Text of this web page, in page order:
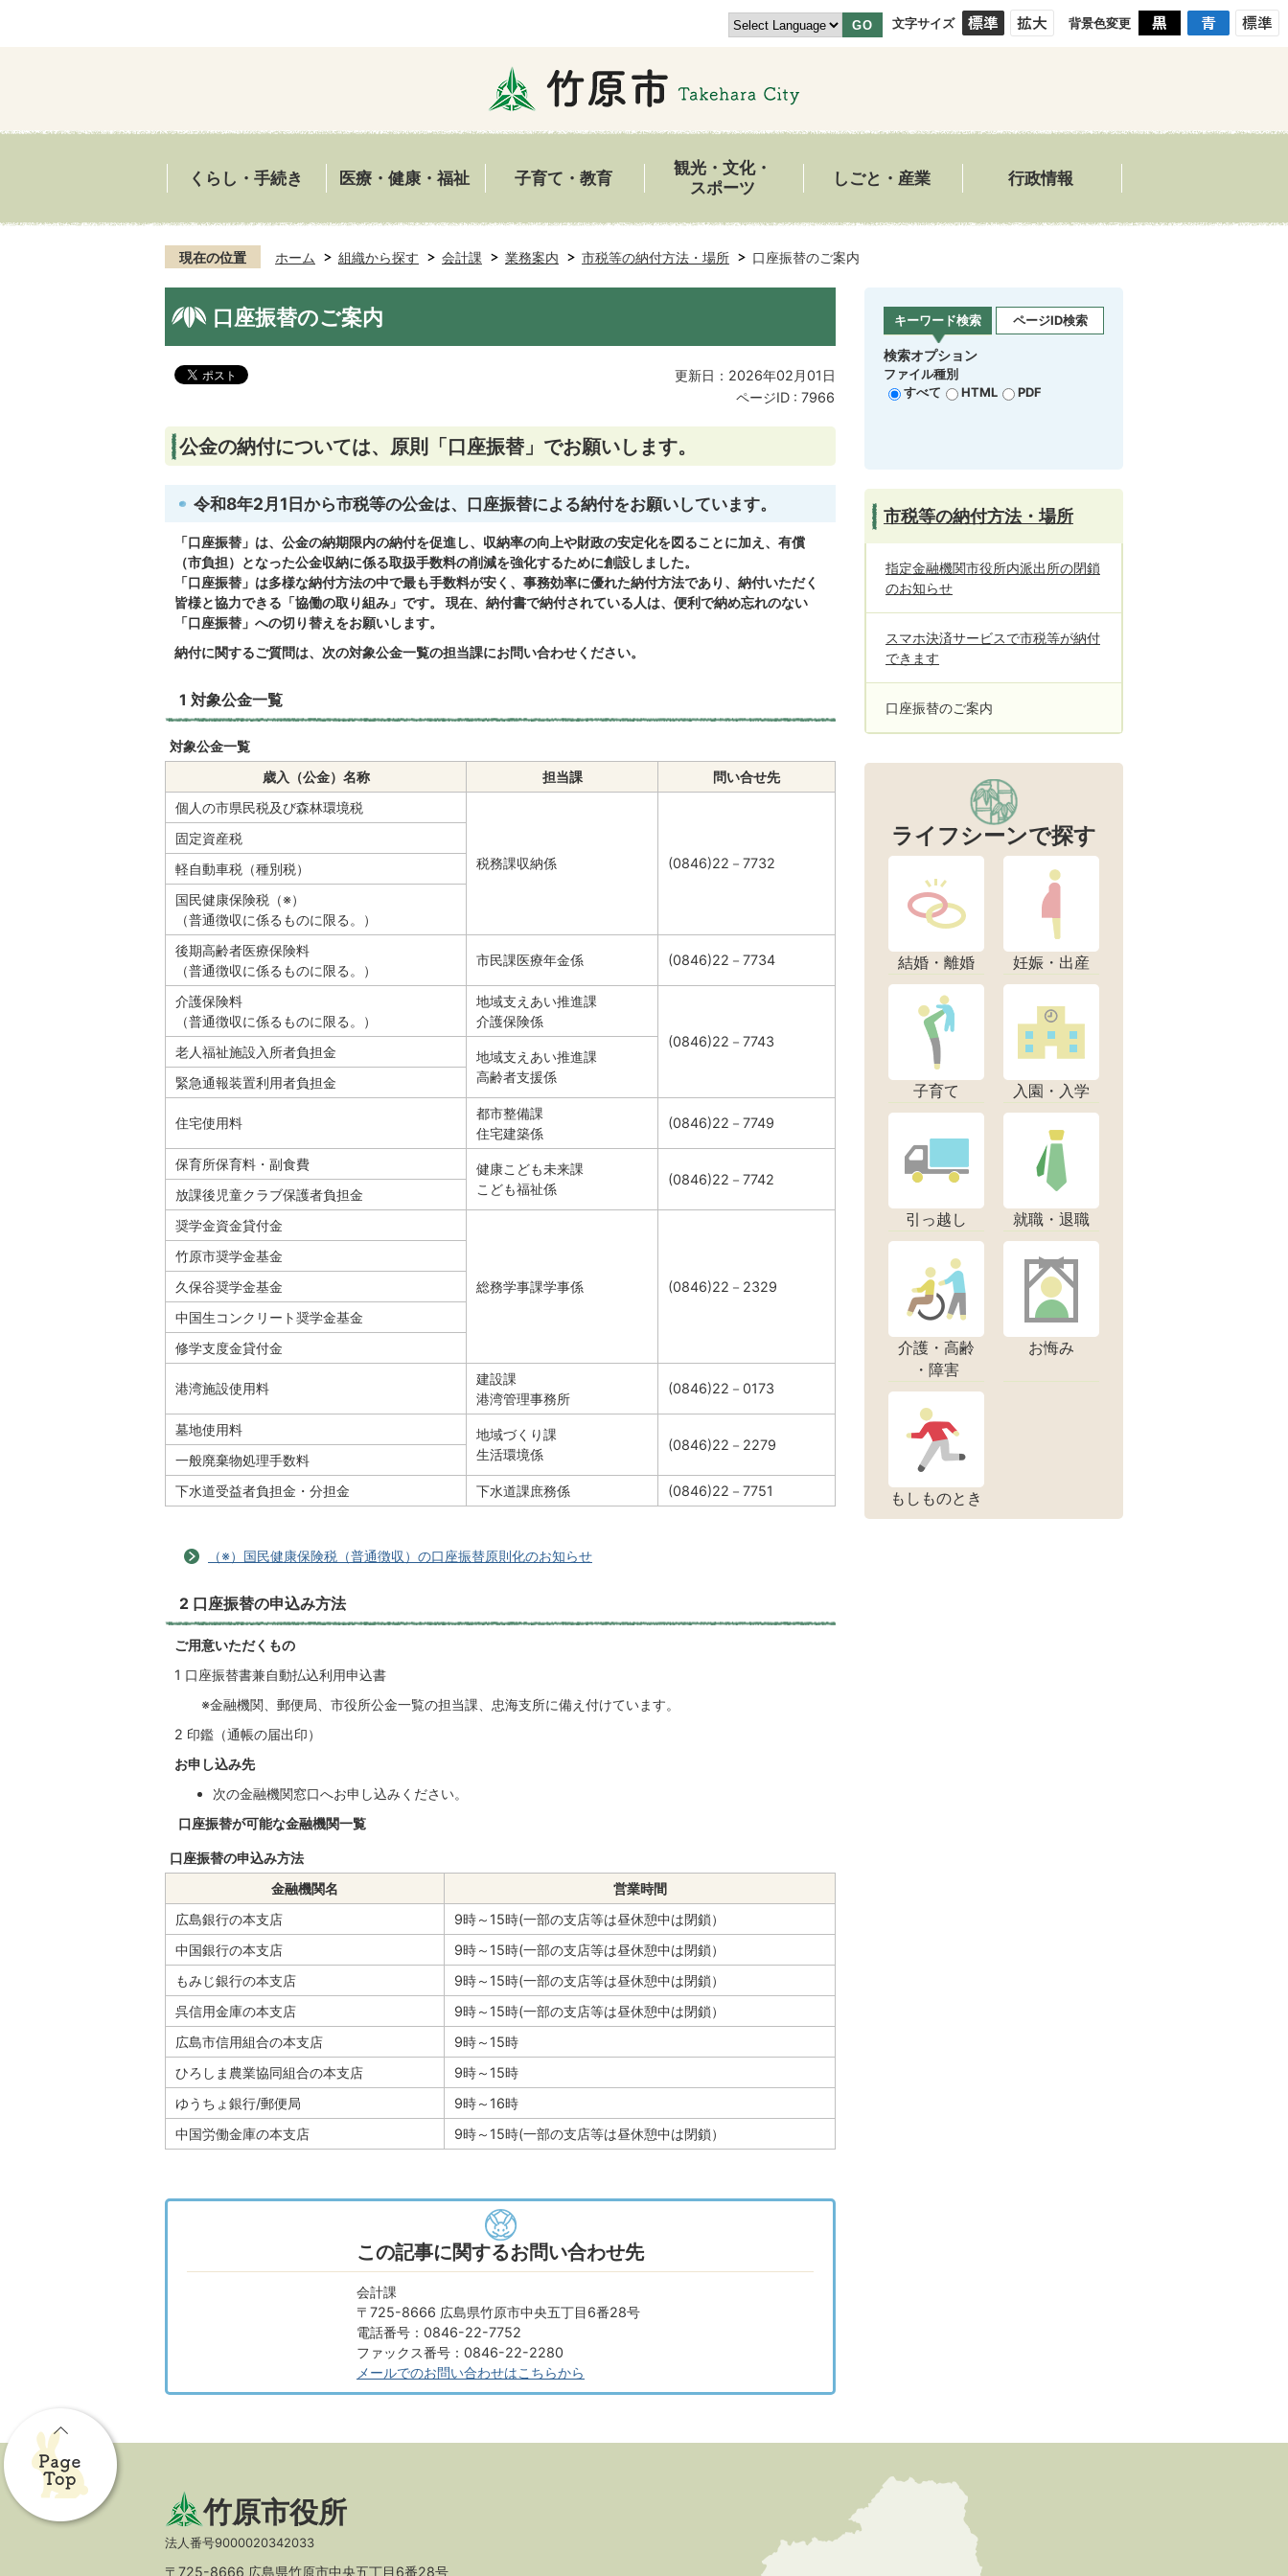
GO 文字サイズ 背景色変更
くらし・手続き 医療・健康・福祉 子育て・教育
観光・文化・
スポーツ
しごと・産業 行政情報
現在の位置 ホーム 組織から探す 会計課 業務案内 市税等の納付方法・場所 口座振替のご案内
口座振替のご案内
更新日：2026年02月01日
ページID : 7966
公金の納付については、原則「口座振替」でお願いします。
令和8年2月1日から市税等の公金は、口座振替による納付をお願いしています。
「口座振替」は、公金の納期限内の納付を促進し、収納率の向上や財政の安定化を図ることに加え、有償
（市負担）となった公金収納に係る取扱手数料の削減を強化するために創設しました。
「口座振替」は多様な納付方法の中で最も手数料が安く、事務効率に優れた納付方法であり、納付いただく
皆様と協力できる「協働の取り組み」です。 現在、納付書で納付されている人は、便利で納め忘れのない
「口座振替」への切り替えをお願いします。
納付に関するご質問は、次の対象公金一覧の担当課にお問い合わせください。
1 対象公金一覧
対象公金一覧
歳入（公金）名称
担当課
問い合せ先
個人の市県民税及び森林環境税
税務課収納係 (0846)22－7732
固定資産税
軽自動車税（種別税）
国民健康保険税（※）
（普通徴収に係るものに限る。）
後期高齢者医療保険料
（普通徴収に係るものに限る。）
市民課医療年金係 (0846)22－7734
介護保険料
（普通徴収に係るものに限る。）
地域支えあい推進課
介護保険係
(0846)22－7743
老人福祉施設入所者負担金
地域支えあい推進課
高齢者支援係
緊急通報装置利用者負担金
住宅使用料
都市整備課
住宅建築係
(0846)22－7749
保育所保育料・副食費
健康こども未来課
こども福祉係
(0846)22－7742
放課後児童クラブ保護者負担金
奨学金資金貸付金
総務学事課学事係 (0846)22－2329
竹原市奨学金基金
久保谷奨学金基金
中国生コンクリート奨学金基金
修学支度金貸付金
港湾施設使用料
建設課
港湾管理事務所
(0846)22－0173
墓地使用料
地域づくり課
生活環境係
(0846)22－2279
一般廃棄物処理手数料
下水道受益者負担金・分担金
下水道課庶務係 (0846)22－7751
（※）国民健康保険税（普通徴収）の口座振替原則化のお知らせ
2 口座振替の申込み方法
ご用意いただくもの
1 口座振替書兼自動払込利用申込書
※金融機関、郵便局、市役所公金一覧の担当課、忠海支所に備え付けています。
2 印鑑（通帳の届出印）
お申し込み先
次の金融機関窓口へお申し込みください。
口座振替が可能な金融機関一覧
口座振替の申込み方法
金融機関名
営業時間
広島銀行の本支店
9時～15時(一部の支店等は昼休憩中は閉鎖）
中国銀行の本支店
9時～15時(一部の支店等は昼休憩中は閉鎖）
もみじ銀行の本支店
9時～15時(一部の支店等は昼休憩中は閉鎖）
呉信用金庫の本支店
9時～15時(一部の支店等は昼休憩中は閉鎖）
広島市信用組合の本支店
9時～15時
ひろしま農業協同組合の本支店
9時～15時
ゆうちょ銀行/郵便局
9時～16時
中国労働金庫の本支店
9時～15時(一部の支店等は昼休憩中は閉鎖）
この記事に関するお問い合わせ先
会計課
〒725-8666 広島県竹原市中央五丁目6番28号
電話番号：0846-22-7752
ファックス番号：0846-22-2280
メールでのお問い合わせはこちらから
キーワード検索 ページID検索
検索オプション
ファイル種別
すべて
HTML PDF
市税等の納付方法・場所
指定金融機関市役所内派出所の閉鎖
のお知らせ
スマホ決済サービスで市税等が納付
できます
口座振替のご案内
ライフシーンで探す
結婚・離婚 妊娠・出産
子育て 入園・入学
引っ越し 就職・退職
介護・高齢
・障害
お悔み
もしものとき
竹原市役所
法人番号9000020342033
〒725-8666 広島県竹原市中央五丁目6番28号